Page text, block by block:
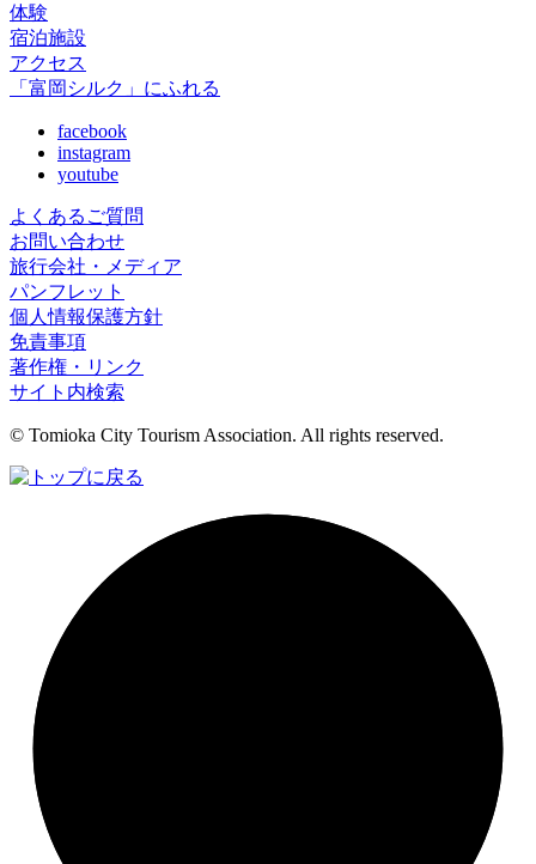
体験
宿泊施設
アクセス
「富岡シルク」にふれる
facebook
instagram
youtube
よくあるご質問
お問い合わせ
旅行会社・メディア
パンフレット
個人情報保護方針
免責事項
著作権・リンク
サイト内検索
© Tomioka City Tourism Association. All rights reserved.